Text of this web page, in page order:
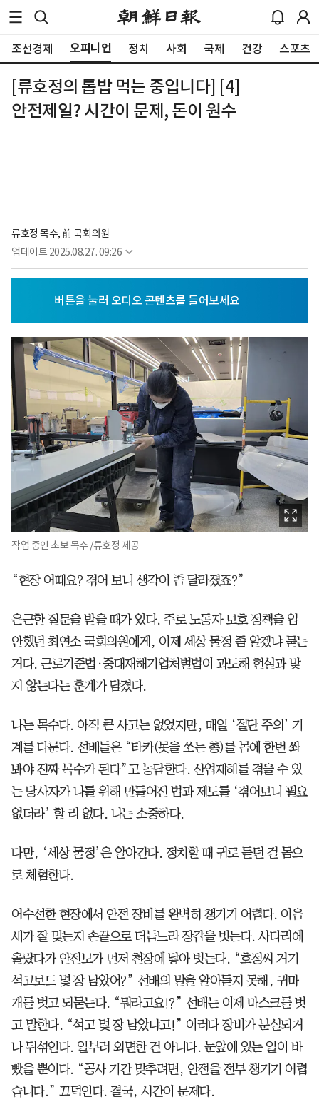
조선경제 오피니언 정치 사회 국제 건강 스포츠
[류호정의 톱밥 먹는 중입니다] [4]
안전제일? 시간이 문제, 돈이 원수
류호정 목수, 前 국회의원
업데이트 2025.08.27. 09:26
작업 중인 초보 목수 /류호정 제공
“현장 어때요? 겪어 보니 생각이 좀 달라졌죠?”
은근한 질문을 받을 때가 있다. 주로 노동자 보호 정책을 입
안했던 최연소 국회의원에게, 이제 세상 물정 좀 알겠냐 묻는
거다. 근로기준법·중대재해기업처벌법이 과도해 현실과 맞
지 않는다는 훈계가 담겼다.
나는 목수다. 아직 큰 사고는 없었지만, 매일 ‘절단 주의’ 기
계를 다룬다. 선배들은 “타카(못을 쏘는 총)를 몸에 한번 쏴
봐야 진짜 목수가 된다”고 농담한다. 산업재해를 겪을 수 있
는 당사자가 나를 위해 만들어진 법과 제도를 ‘겪어보니 필요
없더라’ 할 리 없다. 나는 소중하다.
다만, ‘세상 물정’은 알아간다. 정치할 때 귀로 듣던 걸 몸으
로 체험한다.
어수선한 현장에서 안전 장비를 완벽히 챙기기 어렵다. 이음
새가 잘 맞는지 손끝으로 더듬느라 장갑을 벗는다. 사다리에
올랐다가 안전모가 먼저 천장에 닿아 벗는다. “호정씨 거기
석고보드 몇 장 남았어?” 선배의 말을 알아듣지 못해, 귀마
개를 벗고 되묻는다. “뭐라고요!?” 선배는 이제 마스크를 벗
고 말한다. “석고 몇 장 남았냐고!” 이러다 장비가 분실되거
나 뒤섞인다. 일부러 외면한 건 아니다. 눈앞에 있는 일이 바
빴을 뿐이다. “공사 기간 맞추려면, 안전을 전부 챙기기 어렵
습니다.” 끄덕인다. 결국, 시간이 문제다.